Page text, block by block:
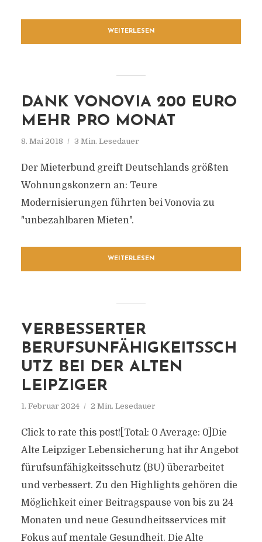
WEITERLESEN
DANK VONOVIA 200 EURO
MEHR PRO MONAT
8. Mai 2018 3 Min. Lesedauer
Der Mieterbund greift Deutschlands größten
Wohnungskonzern an: Teure
Modernisierungen führten bei Vonovia zu
"unbezahlbaren Mieten".
WEITERLESEN
VERBESSERTER
BERUFSUNFÄHIGKEITSSCH
UTZ BEI DER ALTEN
LEIPZIGER
1. Februar 2024 2 Min. Lesedauer
Click to rate this post![Total: 0 Average: 0]Die
Alte Leipziger Lebensicherung hat ihr Angebot
fürufsunfähigkeitsschutz (BU) überarbeitet
und verbessert. Zu den Highlights gehören die
Möglichkeit einer Beitragspause von bis zu 24
Monaten und neue Gesundheitsservices mit
Fokus auf mentale Gesundheit. Die Alte